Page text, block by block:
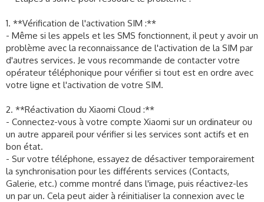
1. **Vérification de l'activation SIM :**
- Même si les appels et les SMS fonctionnent, il peut y avoir un
problème avec la reconnaissance de l'activation de la SIM par
d'autres services. Je vous recommande de contacter votre
opérateur téléphonique pour vérifier si tout est en ordre avec
votre ligne et l'activation de votre SIM.
2. **Réactivation du Xiaomi Cloud :**
- Connectez-vous à votre compte Xiaomi sur un ordinateur ou
un autre appareil pour vérifier si les services sont actifs et en
bon état.
- Sur votre téléphone, essayez de désactiver temporairement
la synchronisation pour les différents services (Contacts,
Galerie, etc.) comme montré dans l'image, puis réactivez-les
un par un. Cela peut aider à réinitialiser la connexion avec le